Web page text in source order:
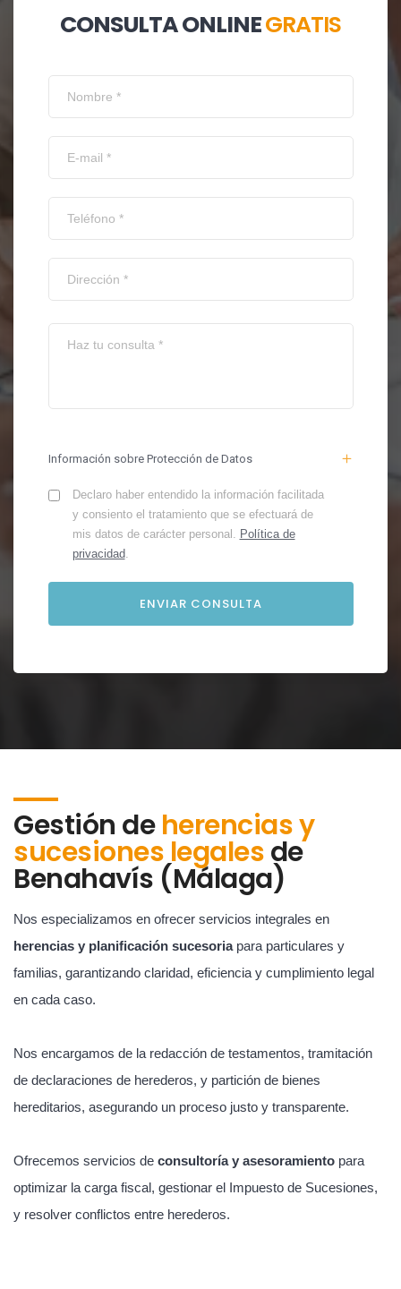
CONSULTA ONLINEGRATIS
Información sobre Protección de Datos
Declaro haber entendido la información facilitada
y consiento el tratamiento que se efectuará de
mis datos de carácter personal. Política de
privacidad.
Gestión deherencias y
sucesiones legalesde
Benahavís (Málaga)
Nos especializamos en ofrecer servicios integrales en
herencias y planificación sucesoriapara particulares y
familias, garantizando claridad, eficiencia y cumplimiento legal
en cada caso.
Nos encargamos de la redacción de testamentos, tramitación
de declaraciones de herederos, y partición de bienes
hereditarios, asegurando un proceso justo y transparente.
Ofrecemos servicios de consultoría y asesoramiento para
optimizar la carga fiscal, gestionar el Impuesto de Sucesiones,
y resolver conflictos entre herederos.